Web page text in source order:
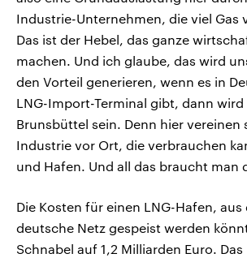
Industrie-Unternehmen, die viel Gas
Das ist der Hebel, das ganze
machen. Und ich glaube, das wird
den Vorteil generieren, wenn es in
LNG-Import-Terminal gibt, dann wird
Brunsbüttel sein. Denn hier vereinen
Industrie vor Ort, die verbrauchen
und Hafen. Und all das braucht man
Die Kosten für einen LNG-Hafen, aus
deutsche Netz gespeist werden
Schnabel auf 1,2 Milliarden Euro. Das